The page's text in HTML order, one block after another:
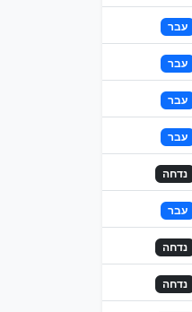
עבר
עבר
עבר
עבר
נדחה
עבר
נדחה
נדחה